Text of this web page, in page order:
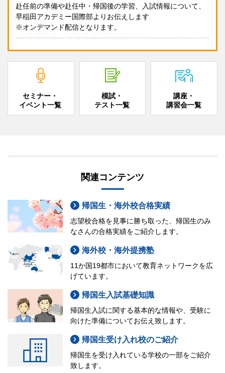
赴任前の準備や赴任中・帰国後の学習、入試情報について、
早稲田アカデミー国際部よりお伝えします
※オンデマンド配信となります。
セミナー・
イベント一覧
模試・
テスト一覧
講座・
講習会一覧
関連コンテンツ
帰国生・海外校合格実績
志望校合格を見事に勝ち取った、帰国生のみ
なさんの合格実績をご紹介します。
海外校・海外提携塾
11か国19都市において教育ネットワークを広
げています。
帰国生入試基礎知識
帰国生入試に関する基本的な情報や、受験に
向けた準備についてお伝え致します。
帰国生受け入れ校のご紹介
帰国生を受け入れている学校の一部をご紹介
致します。